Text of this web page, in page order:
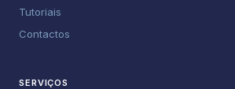
Tutoriais
Contactos
SERVIÇOS